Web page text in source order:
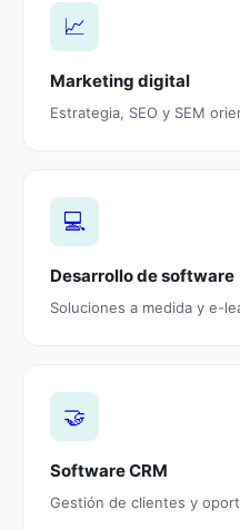
📈
Marketing digital
Estrategia, SEO y SEM
💻
Desarrollo de software
Soluciones a medida y e-
🤝
Software CRM
Gestión de clientes y